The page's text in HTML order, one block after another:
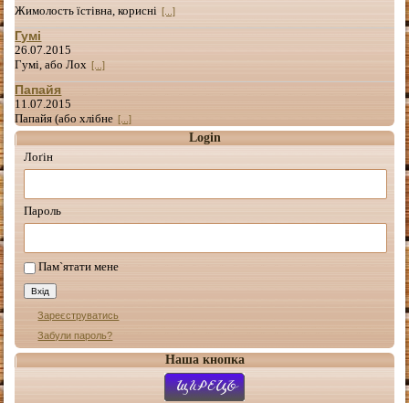
Жимолость їстівна, корисні [...]
Гумі
26.07.2015
Гумі, або Лох [...]
Папайя
11.07.2015
Папайя (або хлібне [...]
Login
Лоґін
Пароль
Пам`ятати мене
Зареєструватись
Забули пароль?
Наша кнопка